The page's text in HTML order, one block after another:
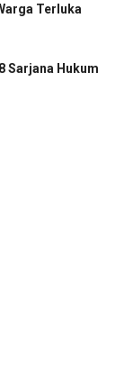
Terluka
Sarjana Hukum